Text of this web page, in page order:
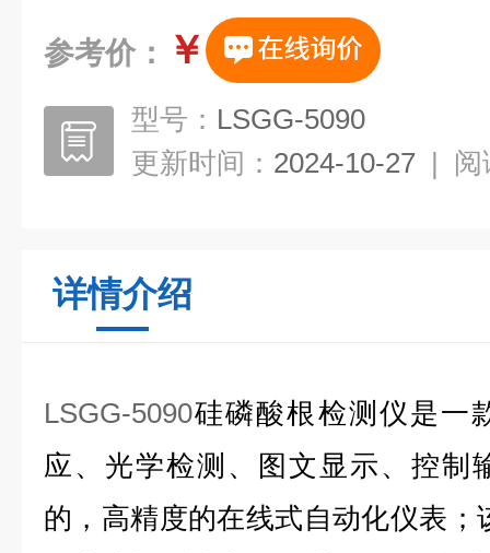
参考价： ￥
型号： LSGG-5090
更新时间： 2024-10-27 | 阅
详情介绍
LSGG-5090硅磷酸根检测仪是一
应、光学检测、图文显示、控制
的，高精度的在线式自动化仪表